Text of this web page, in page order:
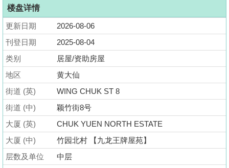
产
新
闻
数
据
公
布
置
业
手
册
楼盘详情
更新日期
2026-08-06
刊登日期
2025-08-04
类别
居屋/资助房屋
地区
黄大仙
街道 (英)
WING CHUK ST 8
街道 (中)
颖竹街8号
大厦 (英)
CHUK YUEN NORTH ESTATE
大厦 (中)
竹园北村 【九龙王牌屋苑】
层数及单位
中层